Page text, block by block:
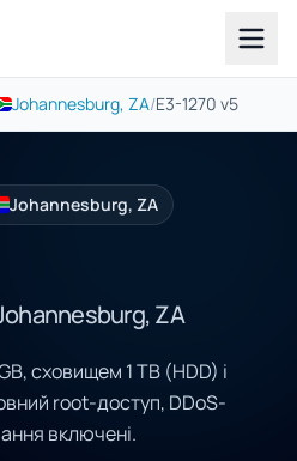
Johannesburg, ZA/E3-1270 v5
Johannesburg, ZA
ZA
сховищем 1 TB (HDD) і
root-доступ, DDoS-
включені.